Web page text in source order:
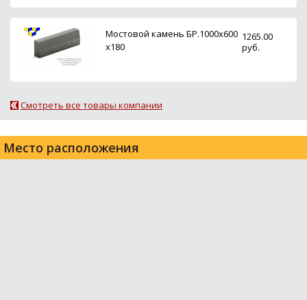
Мостовой камень БР.1000х600
х180
1265.00
руб.
Смотреть все товары компании
Место расположения